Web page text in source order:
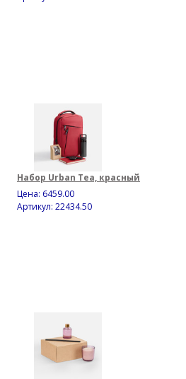
Набор Urban Tea, красный
Цена: 6459.00
Артикул: 22434.50